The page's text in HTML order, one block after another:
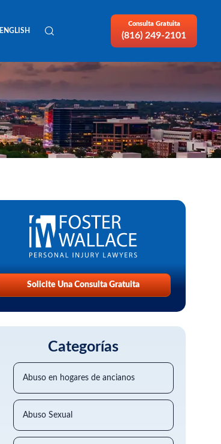
ENGLISH
Consulta Gratuita
(816) 249-2101
Solicite Una Consulta Gratuita
Categorías
Abuso en hogares de ancianos
Abuso Sexual